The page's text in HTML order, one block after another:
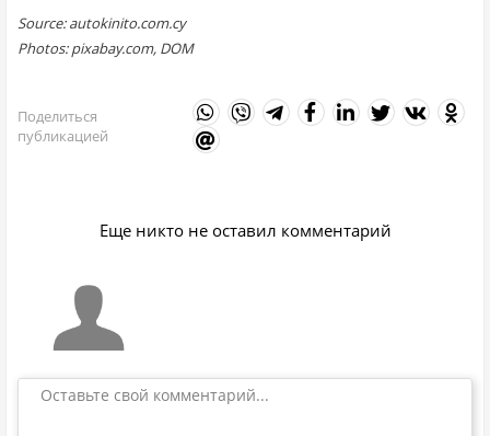
Source: autokinito.com.cy
Photos: pixabay.com, DOM
Поделиться
публикацией
Еще никто не оставил комментарий
Оставьте свой комментарий...